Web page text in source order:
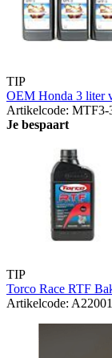
TIP
OEM Honda 3 liter
Artikelcode: MTF3-
Je bespaart
TIP
Torco Race RTF
Artikelcode: